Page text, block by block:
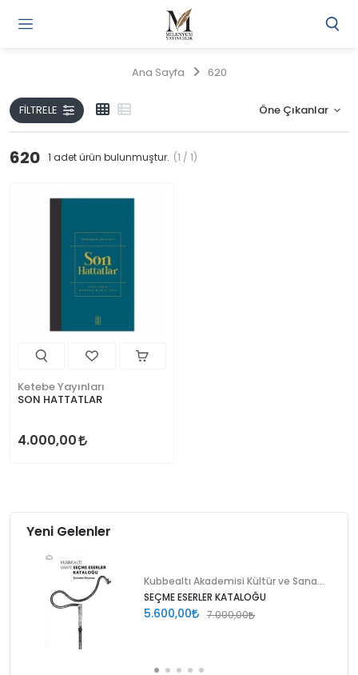
Ana Sayfa 620
FILTRELE
620 1 adet ürün bulunmuştur. (1 / 1)
Ketebe Yayınları
SON HATTATLAR
4.000,00
Yeni Gelenler
SEÇME ESERLER KATALOĞU
5.600,00 7.000,00